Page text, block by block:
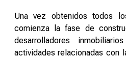
Una vez obtenidos todos
comienza la fase de
desarrolladores
actividades relacionadas con